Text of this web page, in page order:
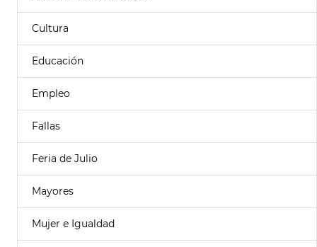
Cultura
Educación
Empleo
Fallas
Feria de Julio
Mayores
Mujer e Igualdad